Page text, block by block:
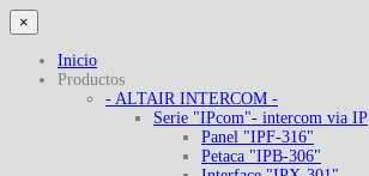
×
Inicio
Productos
- ALTAIR INTERCOM -
Serie "IPcom"- intercom via IP
Panel "IPF-316"
Petaca "IPB-306"